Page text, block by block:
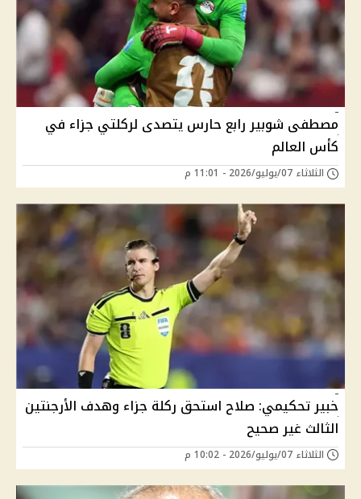
مصطفى شوبير رابع حارس يتصدى لركلتي جزاء في
كأس العالم
الثلاثاء 07/يوليو/2026 - 11:01 م
خبير تحكيمي: صلاح استحق ركلة جزاء وهدف الأرجنتين
الثالث غير صحيح
الثلاثاء 07/يوليو/2026 - 10:02 م